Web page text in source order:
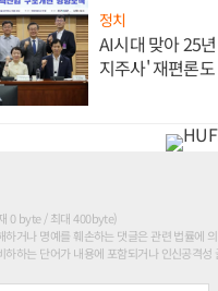
정치
AI시대 맞아 25
지주사' 재편론도
0 byte / 최대 400byte)
하거나 명예를 훼손하는 댓글은 관련 법률에
하하는 단어가 내용에 포함되거나 인신공격